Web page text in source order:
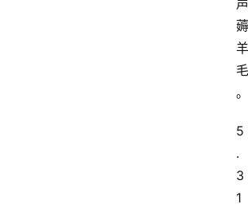
声
薅
羊
毛
。
5
.
3
1